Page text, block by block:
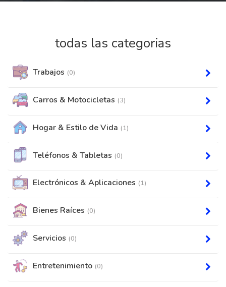
todas las categorias
Trabajos (0)
Carros & Motocicletas (3)
Hogar & Estilo de Vida (1)
Teléfonos & Tabletas (0)
Electrónicos & Aplicaciones (1)
Bienes Raíces (0)
Servicios (0)
Entretenimiento (0)